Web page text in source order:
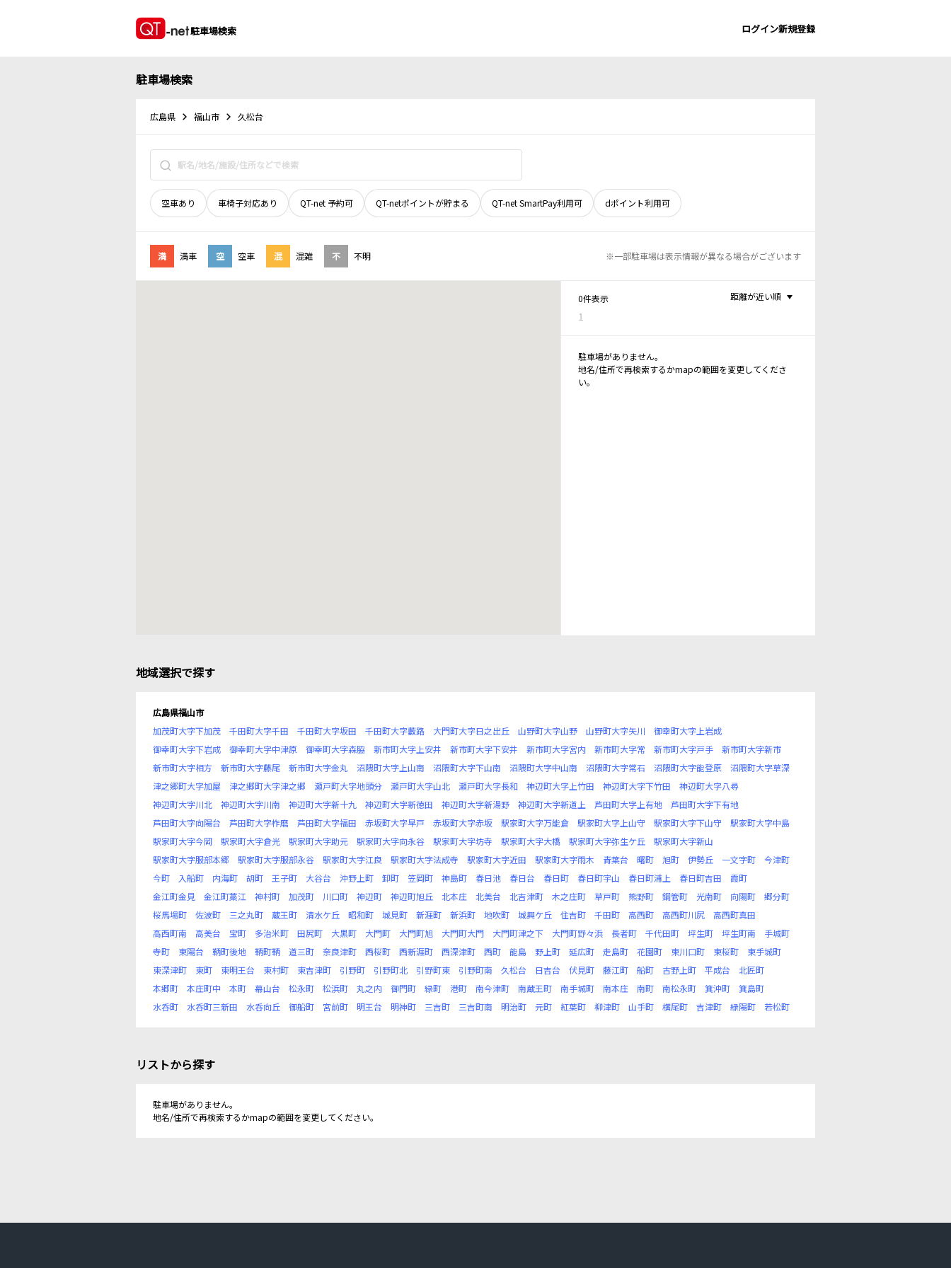
駐車場検索 ログイン新規登録
駐車場検索
広島県 福山市 久松台
空車あり 車椅子対応あり QT-net 予約可 QT-netポイントが貯まる QT-net SmartPay利用可 dポイント利用可
満 満車 空 空車 混 混雑 不 不明 ※一部駐車場は表示情報が異なる場合がございます
0件表示
1
距離が近い順
駐車場がありません。
地名/住所で再検索するかmapの範囲を変更してくださ
い。
地域選択で探す
広島県福山市
加茂町大字下加茂
千田町大字千田 千田町大字坂田 千田町大字藪路 大門町大字日之出丘 山野町大字山野 山野町大字矢川
御幸町大字上岩成
御幸町大字下岩成
御幸町大字中津原 御幸町大字森脇 新市町大字上安井 新市町大字下安井 新市町大字宮内 新市町大字常 新市町大字戸手
新市町大字新市
新市町大字相方
新市町大字藤尾 新市町大字金丸 沼隈町大字上山南 沼隈町大字下山南 沼隈町大字中山南 沼隈町大字常石 沼隈町大字能登原
沼隈町大字草深
津之郷町大字加屋
津之郷町大字津之郷 瀬戸町大字地頭分 瀬戸町大字山北 瀬戸町大字長和 神辺町大字上竹田 神辺町大字下竹田
神辺町大字八尋
神辺町大字川北
神辺町大字川南 神辺町大字新十九 神辺町大字新徳田 神辺町大字新湯野 神辺町大字新道上 芦田町大字上有地
芦田町大字下有地
芦田町大字向陽台
芦田町大字柞磨 芦田町大字福田 赤坂町大字早戸 赤坂町大字赤坂 駅家町大字万能倉 駅家町大字上山守 駅家町大字下山守
駅家町大字中島
駅家町大字今岡
駅家町大字倉光 駅家町大字助元 駅家町大字向永谷 駅家町大字坊寺 駅家町大字大橋 駅家町大字弥生ケ丘
駅家町大字新山
駅家町大字服部本郷
駅家町大字服部永谷 駅家町大字江良 駅家町大字法成寺 駅家町大字近田 駅家町大字雨木 青葉台 曙町 旭町 伊勢丘 一文字町
今津町
今町
入船町 内海町 胡町 王子町 大谷台 沖野上町 卸町 笠岡町 神島町 春日池 春日台 春日町 春日町宇山 春日町浦上 春日町吉田
霞町
金江町金見
金江町藁江 神村町 加茂町 川口町 神辺町 神辺町旭丘 北本庄 北美台 北吉津町 木之庄町 草戸町 熊野町 鋼管町 光南町 向陽町
郷分町
桜馬場町
佐波町 三之丸町 蔵王町 清水ケ丘 昭和町 城見町 新涯町 新浜町 地吹町 城興ケ丘 住吉町 千田町 高西町 高西町川尻
高西町真田
高西町南
高美台 宝町 多治米町 田尻町 大黒町 大門町 大門町旭 大門町大門 大門町津之下 大門町野々浜 長者町 千代田町 坪生町 坪生町南
手城町
寺町
東陽台 鞆町後地 鞆町鞆 道三町 奈良津町 西桜町 西新涯町 西深津町 西町 能島 野上町 延広町 走島町 花園町 東川口町 東桜町
東手城町
東深津町
東町 東明王台 東村町 東吉津町 引野町 引野町北 引野町東 引野町南 久松台 日吉台 伏見町 藤江町 船町 古野上町 平成台
北匠町
本郷町
本庄町中 本町 幕山台 松永町 松浜町 丸之内 御門町 緑町 港町 南今津町 南蔵王町 南手城町 南本庄 南町 南松永町 箕沖町
箕島町
水呑町
水呑町三新田 水呑向丘 御船町 宮前町 明王台 明神町 三吉町 三吉町南 明治町 元町 紅葉町 柳津町 山手町 横尾町 吉津町 緑陽町 若松町
リストから探す
駐車場がありません。
地名/住所で再検索するかmapの範囲を変更してください。